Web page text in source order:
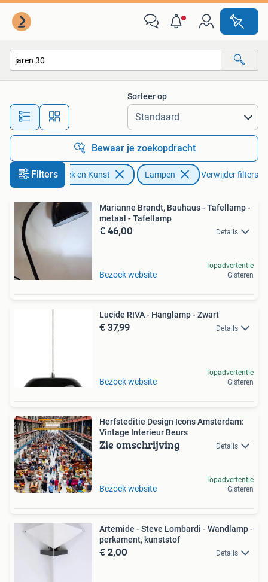
Alle afstanden…
Sorteer op
Bewaar je zoekopdracht
FiltersAntiek en Kunst Lampen Verwijder filters
Marianne Brandt, Bauhaus - Tafellamp -
metaal - Tafellamp
€ 46,00 Details
Bezoek website
Topadvertentie
Gisteren
Lucide RIVA - Hanglamp - Zwart
€ 37,99 Details
Bezoek website
Topadvertentie
Gisteren
Herfsteditie Design Icons Amsterdam:
Vintage Interieur Beurs
Zie omschrijving Details
Bezoek website
Topadvertentie
Gisteren
Artemide - Steve Lombardi - Wandlamp -
perkament, kunststof
€ 2,00 Details